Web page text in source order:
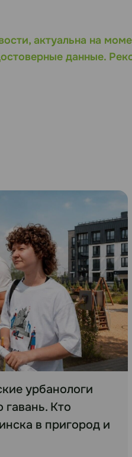
актуальна на
данные.
урбанологи
Кто
в пригород и